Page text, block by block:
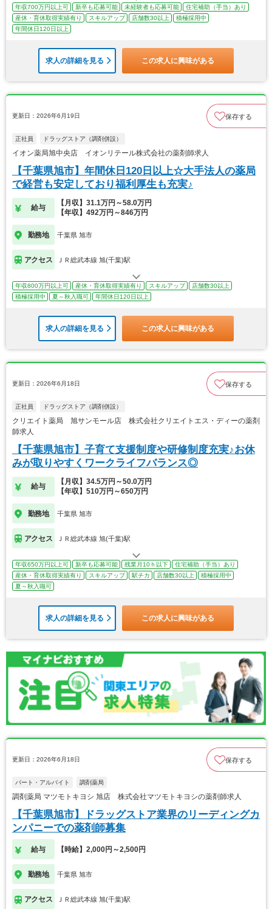
年収700万円以上可 新卒も応募可能 未経験者も応募可能
住宅補助（手当）あり
産休・育休取得実績有り
スキルアップ 店舗数30以上
積極採用中
年間休日120日以上
求人の詳細を見る この求人に興味がある
更新日：2026年6月19日 保存する
正社員 ドラッグストア（調剤併設）
イオン薬局旭中央店 イオンリテール株式会社の薬剤師求人
【千葉県旭市】年間休日120日以上☆大手法人の薬局
で経営も安定しており福利厚生も充実♪
給与
【月収】31.1万円～58.0万円
【年収】492万円～846万円
勤務地 千葉県 旭市
アクセス ＪＲ総武本線 旭(千葉)駅
年収800万円以上可 産休・育休取得実績有り スキルアップ
店舗数30以上
積極採用中
夏～秋入職可 年間休日120日以上
求人の詳細を見る この求人に興味がある
更新日：2026年6月18日 保存する
正社員 ドラッグストア（調剤併設）
クリエイト薬局 旭サンモール店 株式会社クリエイトエス・ディーの薬剤
師求人
【千葉県旭市】子育て支援制度や研修制度充実♪お休
みが取りやすくワークライフバランス◎
給与
【月収】34.5万円～50.0万円
【年収】510万円～650万円
勤務地 千葉県 旭市
アクセス ＪＲ総武本線 旭(千葉)駅
年収650万円以上可 新卒も応募可能 残業月10ｈ以下
住宅補助（手当）あり
産休・育休取得実績有り
スキルアップ 駅チカ 店舗数30以上
積極採用中
夏～秋入職可
求人の詳細を見る この求人に興味がある
更新日：2026年6月18日 保存する
パート・アルバイト 調剤薬局
調剤薬局 マツモトキヨシ 旭店 株式会社マツモトキヨシの薬剤師求人
【千葉県旭市】ドラッグストア業界のリーディングカ
ンパニーでの薬剤師募集
給与 【時給】2,000円～2,500円
勤務地 千葉県 旭市
アクセス ＪＲ総武本線 旭(千葉)駅